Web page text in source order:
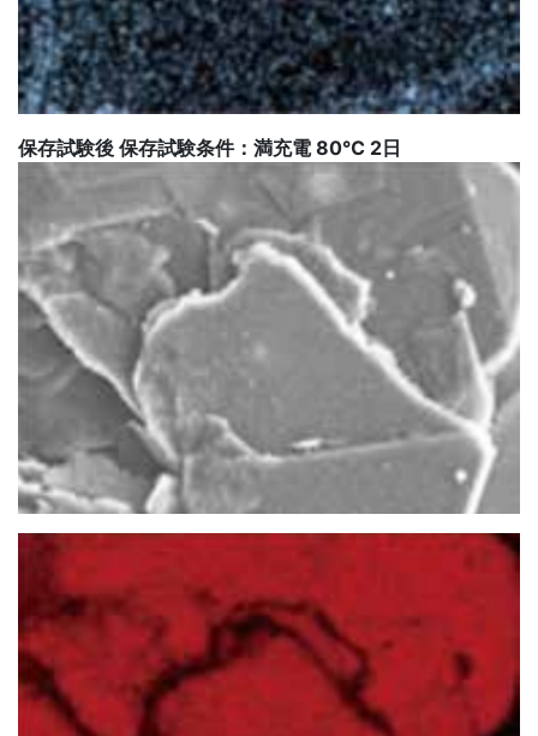
保存試験後 保存試験条件：満充電 80℃ 2日